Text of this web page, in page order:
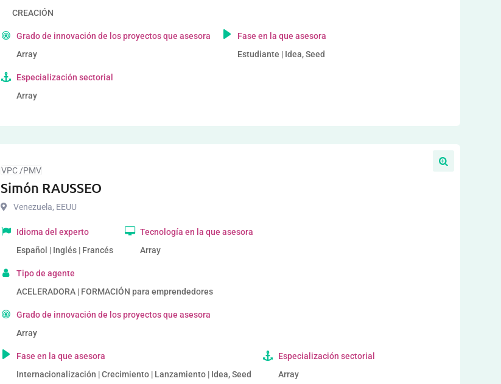
CREACIÓN
Grado de innovación de los proyectos que asesora
Array
Fase en la que asesora
Estudiante | Idea, Seed
Especialización sectorial
Array
VPC /PMV
Simón RAUSSEO
Venezuela, EEUU
Idioma del experto
Español | Inglés | Francés
Tecnología en la que asesora
Array
Tipo de agente
ACELERADORA | FORMACIÓN para emprendedores
Grado de innovación de los proyectos que asesora
Array
Fase en la que asesora
Internacionalización | Crecimiento | Lanzamiento | Idea, Seed
Especialización sectorial
Array